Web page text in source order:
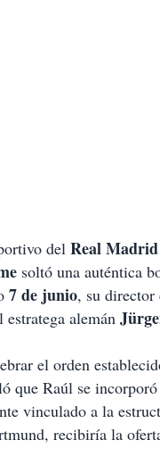
del Real Madrid
soltó una auténtica
7 de junio, su director
alemán
el orden
que Raúl se
vinculado a la
recibiría la